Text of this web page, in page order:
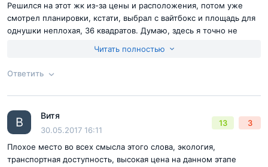
волейбольным и хоккейным площадкам, бассейну, зонам
для воркаута, рядом находятся 8 горнолыжных трасс,
Согласен справилами публикациина сайте
Отправить комментарий
Решился на этот жк из-за цены и расположения, потом уже
смотрел планировки, кстати, выбрал с вайтбокс и площадь для
однушки неплохая, 36 квадратов. Думаю, здесь я точно не
Читать полностью
Ответить
Ответ на отзыв
В Витя
30.05.2017 16:11
13 3
Плохое место во всех смысла этого слова, экология,
транспортная доступность, высокая цена на данном этапе